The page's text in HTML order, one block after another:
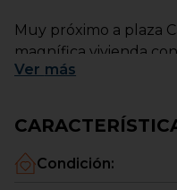
Muy próximo a plaza
magnífica vivienda
una segunda planta
dejar a tu gusto.
comedor con salida
cerramiento, pero se
Ver más
Condición: